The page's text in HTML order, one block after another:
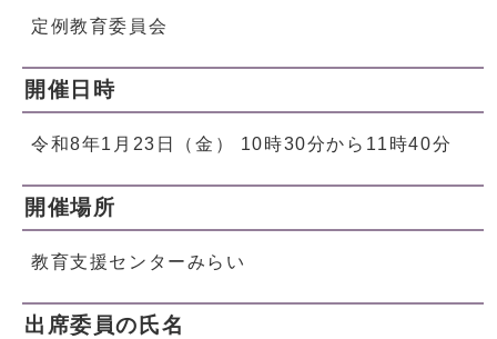
定例教育委員会
開催日時
令和8年1月23日（金） 10時30分から11時40分
開催場所
教育支援センターみらい
出席委員の氏名